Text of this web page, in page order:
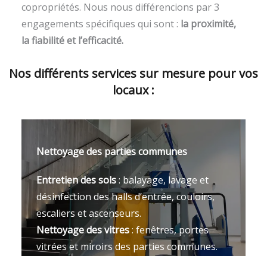
copropriétés. Nous nous différencions par 3
engagements spécifiques qui sont : la proximité,
la fiabilité et l’efficacité.
Nos différents services sur mesure pour vos
locaux :
Nettoyage des parties communes
Entretien des sols: balayage, lavage et
désinfection des halls d’entrée, couloirs,
escaliers et ascenseurs.
Nettoyage des vitres: fenêtres, portes
vitrées et miroirs des parties communes.